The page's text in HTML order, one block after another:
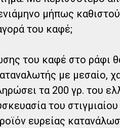
μήπως
του καφέ;
του καφέ στο ράφι
με μεσαίο,
τα 200 γρ. του
του
ευρείας